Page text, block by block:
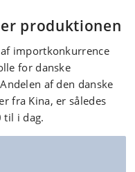
produktionen
importkonkurrence
for danske
af den danske
fra Kina, er således
til i dag.